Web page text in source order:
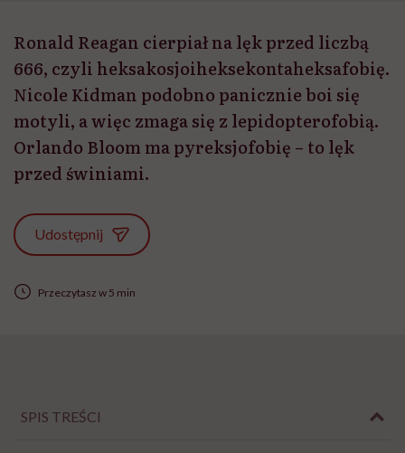
Ronald Reagan cierpiał na lęk przed liczbą
666, czyli heksakosjoiheksekontaheksafobię.
Nicole Kidman podobno panicznie boi się
motyli, a więc zmaga się z lepidopterofobią.
Orlando Bloom ma pyreksjofobię – to lęk
przed świniami.
Udostępnij
Przeczytasz w 5 min
SPIS TREŚCI